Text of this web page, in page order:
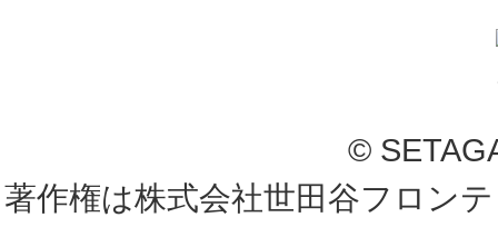
©
著作権は株式会社世田谷フロン